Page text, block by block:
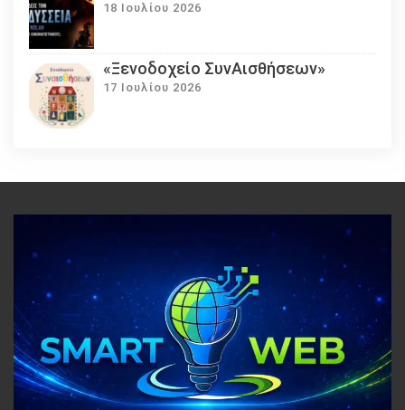
18 Ιουλίου 2026
«Ξενοδοχείο ΣυνΑισθήσεων»
17 Ιουλίου 2026